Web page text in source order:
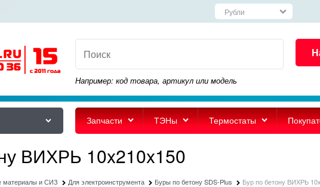
Например: код товара, артикул или модель
Запчасти ТЭНы Термостаты
ВИХРЬ 10x210x150
материалы и СИЗ Для электроинструмента Буры по бетону SDS-Plus Бур по бетону ВИХРЬ